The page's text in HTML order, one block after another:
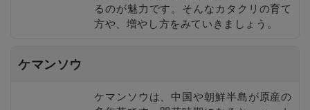
るのが魅力です。そんなカタクリの育て
方や、増やし方をみていきましょう。
ケマンソウ
ケマンソウは、中国や朝鮮半島が原産の